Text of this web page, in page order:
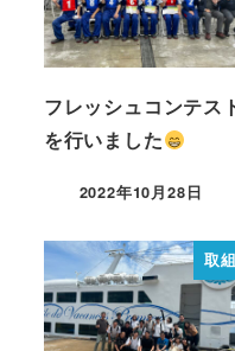
フレッシュコンテス
を行いました
2022年10月28日
取組